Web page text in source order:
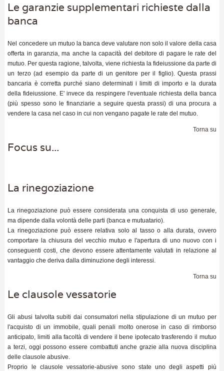
Le garanzie supplementari richieste dalla
banca
Nel concedere un mutuo la banca deve valutare non solo il valore della casa
offerta in garanzia, ma anche la capacità del debitore di pagare le rate del
mutuo. Per questa ragione, talvolta, viene richiesta la fideiussione da parte di
un terzo (ad esempio da parte di un genitore per il figlio). Questa prassi
bancaria è corretta purché siano determinati i limiti di importo e la durata
della fideiussione. E' invece da respingere l'eventuale richiesta della banca
(più spesso sono le finanziarie a seguire questa prassi) di una procura a
vendere la casa nel caso in cui non vengano pagate le rate del mutuo.
Torna su
Focus su...
La rinegoziazione
La rinegoziazione può essere considerata una conquista di uso generale,
ma dipende dalla volontà delle parti (banca e mutuatario).
La rinegoziazione può essere relativa solo al tasso o alla durata, ovvero
comportare la chiusura del vecchio mutuo e l'apertura di uno nuovo con i
conseguenti costi, che devono essere attentamente valutati in relazione al
vantaggio che deriva dalla diminuzione degli interessi.
Torna su
Le clausole vessatorie
Gli abusi talvolta subiti dai consumatori nella stipulazione di un mutuo per
l'acquisto di un immobile, quali penali molto onerose in caso di rimborso
anticipato, limiti alla facoltà di vendere il bene ipotecato trasferendo il mutuo
a terzi, oggi possono essere combattuti anche grazie alla nuova disciplina
delle clausole abusive.
Proprio le clausole vessatorie-abusive sono state uno degli aspetti più